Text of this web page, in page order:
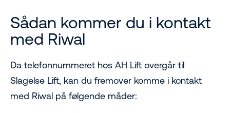
Sådan kommer du i kontakt
med Riwal
Da telefonnummeret hos AH Lift overgår til
Slagelse Lift, kan du fremover komme i kontakt
med Riwal på følgende måder: